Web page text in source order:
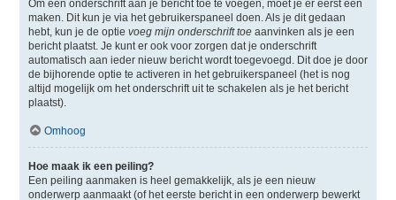
Om een onderschrift aan je bericht toe te voegen, moet je er eerst één
maken. Dit kun je via het gebruikerspaneel doen. Als je dit gedaan
hebt, kun je de optie voeg mijn onderschrift toeaanvinken als je een
bericht plaatst. Je kunt er ook voor zorgen dat je onderschrift
automatisch aan ieder nieuw bericht wordt toegevoegd. Dit doe je door
de bijhorende optie te activeren in het gebruikerspaneel (het is nog
altijd mogelijk om het onderschrift uit te schakelen als je het bericht
plaatst).
Omhoog
Hoe maak ik een peiling?
Een peiling aanmaken is heel gemakkelijk, als je een nieuw
onderwerp aanmaakt (of het eerste bericht in een onderwerp bewerkt